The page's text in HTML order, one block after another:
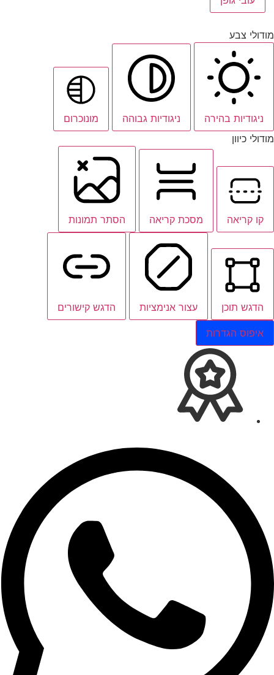
מודולי צבע
ניגודיות בהירה ניגודיות גבוהה
מונוכרום
מודולי כיוון
קו קריאה מסכת קריאה הסתר תמונות
הדגש תוכן עצור אנימציות הדגש קישורים
איפוס הגדרות